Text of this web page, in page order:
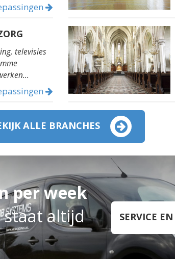
televisies
ALLE BRANCHES
per week
staat altijd
SERVICE